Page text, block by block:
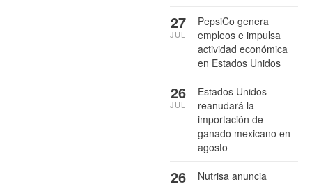
PepsiCo genera
empleos e impulsa
actividad económica
en Estados Unidos
27
JUL
Estados Unidos
reanudará la
importación de
ganado mexicano en
agosto
26
JUL
Nutrisa anuncia
26